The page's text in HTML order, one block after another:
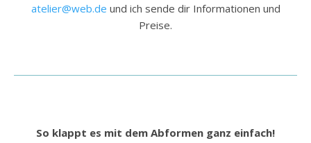
atelier@web.de und ich sende dir Informationen und
Preise.
So klappt es mit dem Abformen ganz einfach!